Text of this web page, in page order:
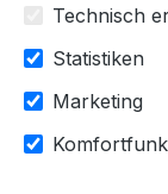
Industrie-PC
Human-
Technisch
Statistiken
Marketing